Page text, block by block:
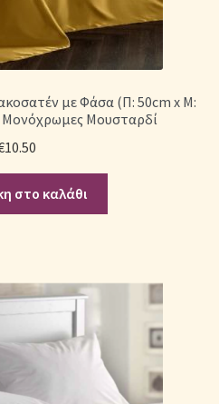
με Φάσα (Π: 50cm x Μ:
Μονόχρωμες Μουσταρδί
10.50
στο καλάθι